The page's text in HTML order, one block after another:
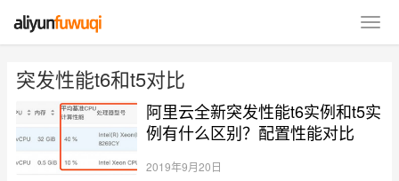
突发性能t6和t5对比
阿里云全新突发性能t6实例和t5实
例有什么区别？配置性能对比
2019年9月20日